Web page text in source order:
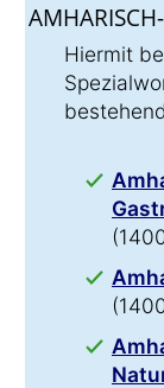
AMHARISCH-
Hiermit